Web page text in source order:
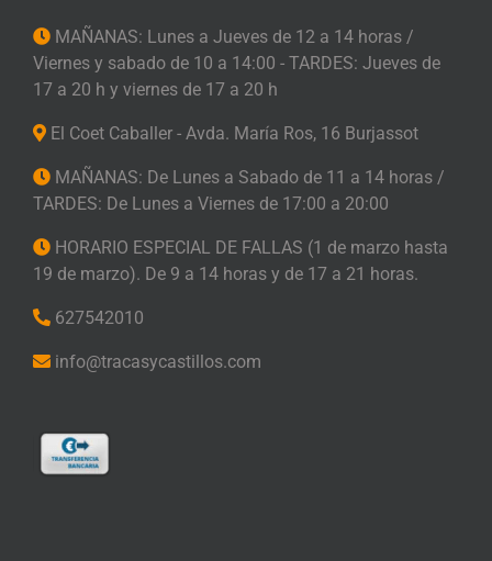
MAÑANAS: Lunes a Jueves de 12 a 14 horas /
Viernes y sabado de 10 a 14:00 - TARDES: Jueves de
17 a 20 h y viernes de 17 a 20 h
El Coet Caballer - Avda. María Ros, 16 Burjassot
MAÑANAS: De Lunes a Sabado de 11 a 14 horas /
TARDES: De Lunes a Viernes de 17:00 a 20:00
HORARIO ESPECIAL DE FALLAS (1 de marzo hasta
19 de marzo). De 9 a 14 horas y de 17 a 21 horas.
627542010
info@tracasycastillos.com